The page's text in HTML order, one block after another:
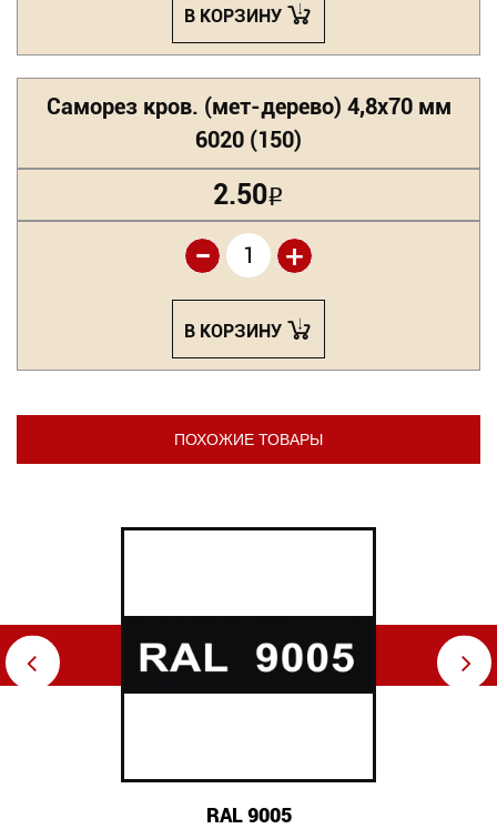
В КОРЗИНУ
Саморез кров. (мет-дерево) 4,8х70 мм
6020 (150)
2.50Р
+
-
В КОРЗИНУ
ПОХОЖИЕ ТОВАРЫ
⇦
RAL 9005
⇨